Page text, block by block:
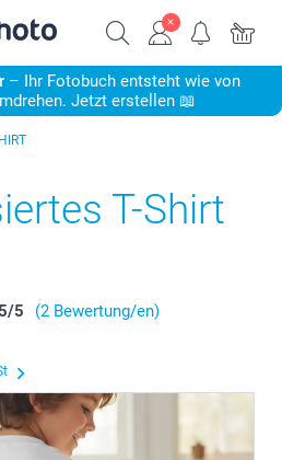
– Ihr Fotobuch entsteht wie von
Jetzt erstellen 📖
T-Shirt
/5 (2 Bewertung/en)